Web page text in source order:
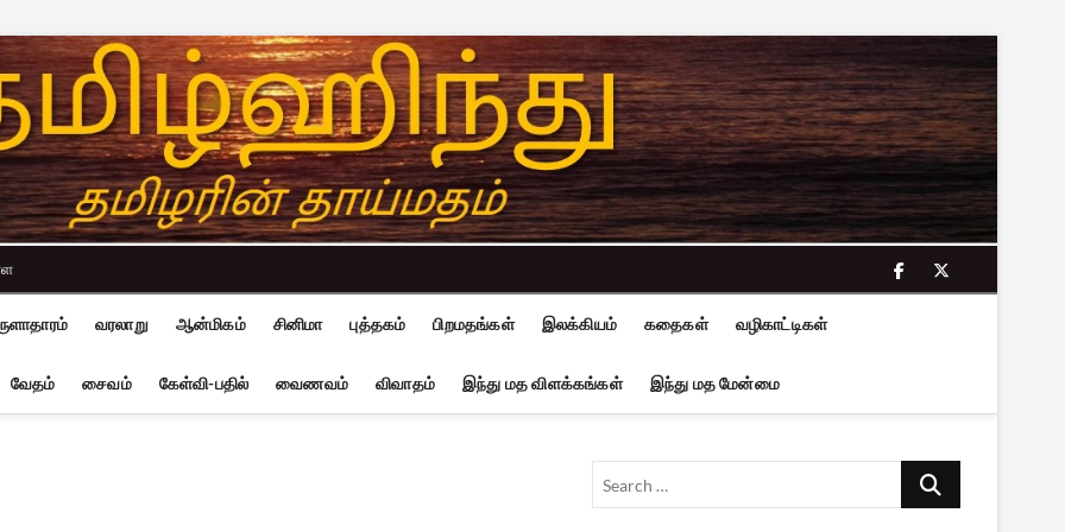
facebook
twitter
வரலாறு ஆன்மிகம் சினிமா புத்தகம் பிறமதங்கள் இலக்கியம் கதைகள் வழிகாட்டிகள்
வேதம் சைவம் கேள்வி-பதில் வைணவம் விவாதம் இந்து மத விளக்கங்கள் இந்து மத மேன்மை
Search